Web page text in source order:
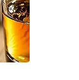
in a rum